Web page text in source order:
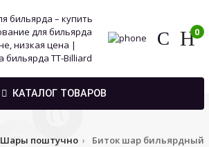
0
КАТАЛОГ ТОВАРОВ
Шары поштучно Биток шар бильярдный